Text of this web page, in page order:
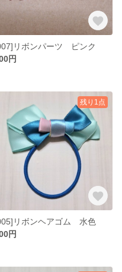
リボンパーツ ピンク
円
残り1点
リボンヘアゴム 水色
円